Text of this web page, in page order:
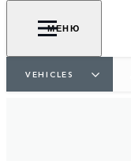
МЕНЮ
VEHICLES